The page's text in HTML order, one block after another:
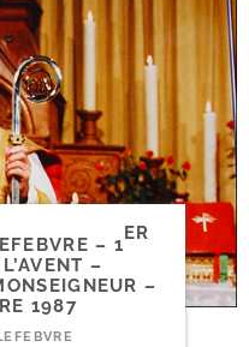
– 1
ER
–
–
1987